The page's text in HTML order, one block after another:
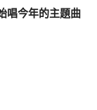
唱今年的主題曲